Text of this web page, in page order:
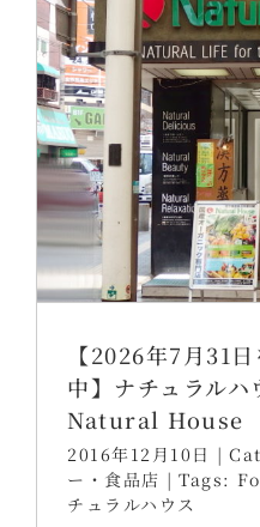
【2026年7月31
中】ナチュラル
Natural House
2016年12月10日 |
ー・食品店 | Tags:
チュラルハウス